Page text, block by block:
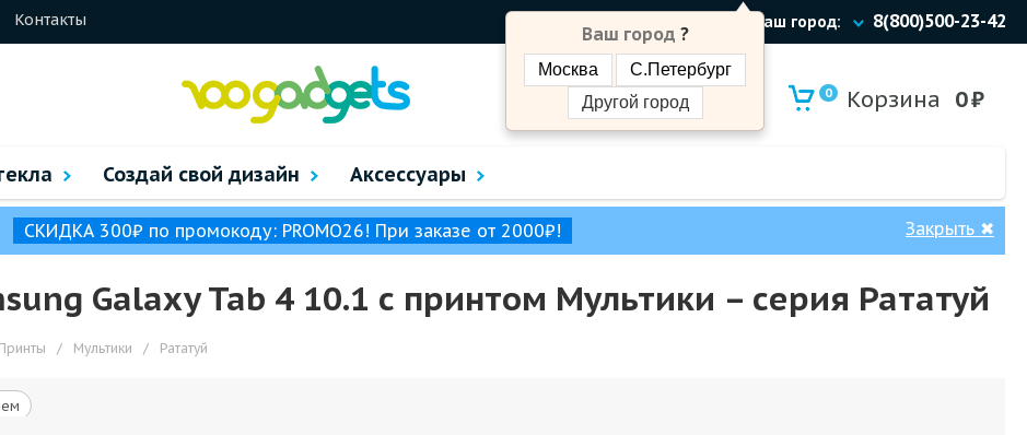
Контакты Ваш город:
Ваш город ?
Москва
С.Петербург
Другой город
8(800)500-23-42
0 Корзина 0₽
Создай свой дизайн Аксессуары
СКИДКА 300₽ по промокоду: PROMO26! При заказе от 2000₽! Закрыть ✖
Galaxy Tab 4 10.1 с принтом Мультики – cерия Рататуй
Принты / Мультики / Рататуй